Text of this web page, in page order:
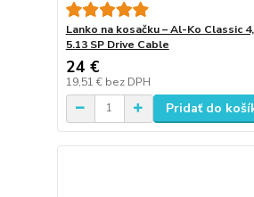
Lanko na kosačku – Al-Ko Classic
5.13 SP Drive Cable
24 €
19,51 € bez DPH
Pridať do